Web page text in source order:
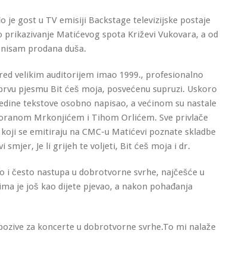
je gost u TV emisiji Backstage televizijske postaje
prikazivanje Matićevog spota Križevi Vukovara, a od
prodana duša.
velikim auditorijem imao 1999., profesionalno
pjesmu Bit ćeš moja, posvećenu supruzi. Uskoro
tekstove osobno napisao, a većinom su nastale
Mrkonjićem i Tihom Orlićem. Sve privlače
se emitiraju na CMC-u Matićevi poznate skladbe
smjer, Je li grijeh te voljeti, Bit ćeš moja i dr.
i često nastupa u dobrotvorne svrhe, najčešće u
je još kao dijete pjevao, a nakon pohađanja
za koncerte u dobrotvorne svrhe.To mi nalaže